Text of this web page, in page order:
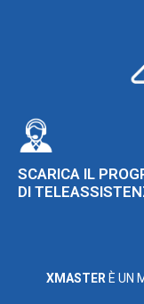
SCARICA IL
DI
XMASTER È UN